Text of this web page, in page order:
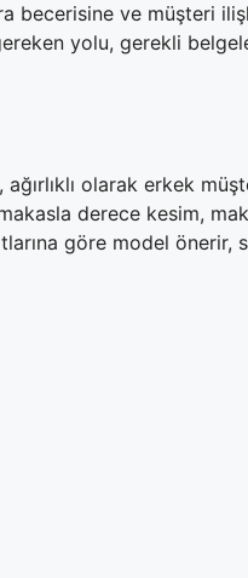
ve müşteri
yolu, gerekli
olarak erkek
derece kesim,
göre model